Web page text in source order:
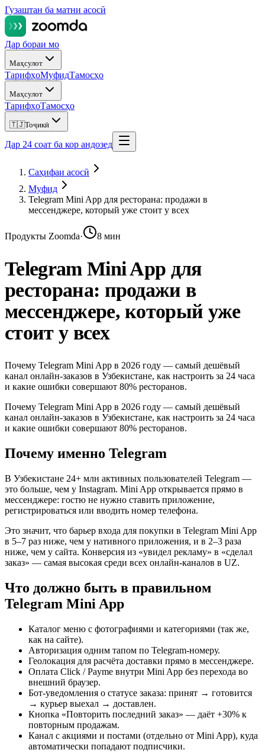
Гузаштан ба матни асосӣ
Дар бораи мо
Маҳсулот
ТарифҳоМуфидТамосҳо
Маҳсулот
ТарифҳоТамосҳо
🇹🇯Тоҷикӣ
Дар 24 соат ба кор андозед
Саҳифаи асосӣ
Муфид
Telegram Mini App для ресторана: продажи в
мессенджере, который уже стоит у всех
Продукты Zoomda· 8 мин
Telegram Mini App для
ресторана: продажи в
мессенджере, который уже
стоит у всех
Почему Telegram Mini App в 2026 году — самый дешёвый
канал онлайн-заказов в Узбекистане, как настроить за 24 часа
и какие ошибки совершают 80% ресторанов.
Почему Telegram Mini App в 2026 году — самый дешёвый
канал онлайн-заказов в Узбекистане, как настроить за 24 часа
и какие ошибки совершают 80% ресторанов.
Почему именно Telegram
В Узбекистане 24+ млн активных пользователей Telegram —
это больше, чем у Instagram. Mini App открывается прямо в
мессенджере: гостю не нужно ставить приложение,
регистрироваться или вводить номер телефона.
Это значит, что барьер входа для покупки в Telegram Mini App
в 5–7 раз ниже, чем у нативного приложения, и в 2–3 раза
ниже, чем у сайта. Конверсия из «увидел рекламу» в «сделал
заказ» — самая высокая среди всех онлайн-каналов в UZ.
Что должно быть в правильном
Telegram Mini App
Каталог меню с фотографиями и категориями (так же,
как на сайте).
Авторизация одним тапом по Telegram-номеру.
Геолокация для расчёта доставки прямо в мессенджере.
Оплата Click / Payme внутри Mini App без перехода во
внешний браузер.
Бот-уведомления о статусе заказа: принят → готовится
→ курьер выехал → доставлен.
Кнопка «Повторить последний заказ» — даёт +30% к
повторным продажам.
Канал с акциями и постами (отдельно от Mini App), куда
автоматически попадают подписчики.